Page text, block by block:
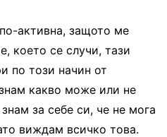
активна, защото ме
което се случи, тази
по този начин от
какво може или не
за себе си, че не мога
виждам всичко това.